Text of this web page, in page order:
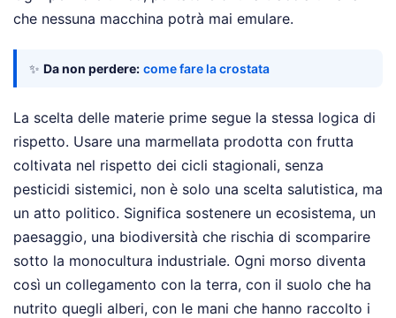
che nessuna macchina potrà mai emulare.
✨ Da non perdere: come fare la crostata
La scelta delle materie prime segue la stessa logica di
rispetto. Usare una marmellata prodotta con frutta
coltivata nel rispetto dei cicli stagionali, senza
pesticidi sistemici, non è solo una scelta salutistica, ma
un atto politico. Significa sostenere un ecosistema, un
paesaggio, una biodiversità che rischia di scomparire
sotto la monocultura industriale. Ogni morso diventa
così un collegamento con la terra, con il suolo che ha
nutrito quegli alberi, con le mani che hanno raccolto i